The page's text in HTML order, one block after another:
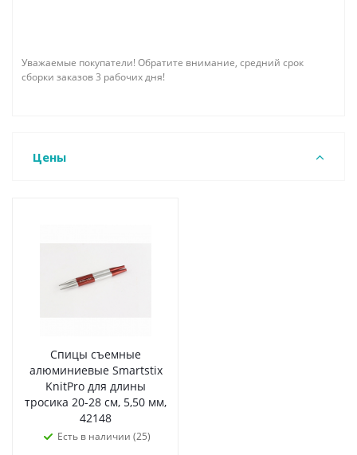
Уважаемые покупатели! Обратите внимание, средний срок
сборки заказов 3 рабочих дня!
Цены
Спицы съемные
алюминиевые Smartstix
KnitPro для длины
тросика 20-28 см, 5,50 мм,
42148
Есть в наличии (25)